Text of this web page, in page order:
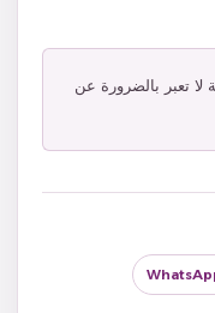
لا تعبر بالضرورة عن